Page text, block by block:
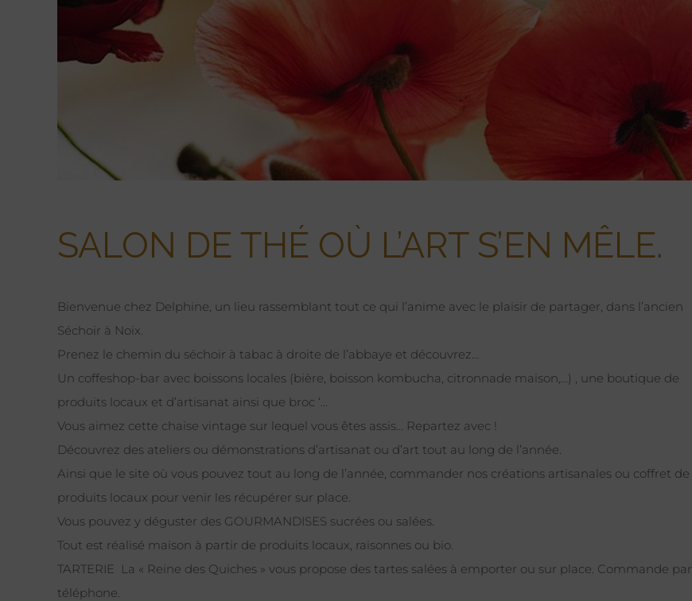
SALON DE THÉ OÙ L’ART S’EN MÊLE.
Bienvenue chez Delphine, un lieu rassemblant tout ce qui l’anime avec le plaisir de partager, dans l’ancien
Séchoir à Noix.
Prenez le chemin du séchoir à tabac à droite de l’abbaye et découvrez…
Un coffeshop-bar avec boissons locales (bière, boisson kombucha, citronnade maison,…) , une boutique de
produits locaux et d’artisanat ainsi que broc ‘…
Vous aimez cette chaise vintage sur lequel vous êtes assis… Repartez avec !
Découvrez des ateliers ou démonstrations d’artisanat ou d’art tout au long de l’année.
Ainsi que le site où vous pouvez tout au long de l’année, commander nos créations artisanales ou coffret de
produits locaux pour venir les récupérer sur place.
Vous pouvez y déguster des GOURMANDISES sucrées ou salées.
Tout est réalisé maison à partir de produits locaux, raisonnes ou bio.
TARTERIE La « Reine des Quiches » vous propose des tartes salées à emporter ou sur place. Commande par
téléphone.